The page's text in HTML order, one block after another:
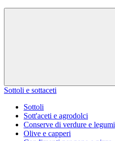
Sottoli e sottaceti
Sottoli
Sott'aceti e agrodolci
Conserve di verdure e legumi
Olive e capperi